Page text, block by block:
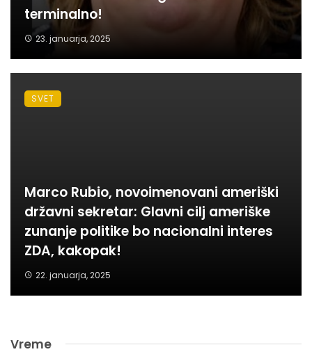
terminalno!
23. januarja, 2025
Marco Rubio, novoimenovani ameriški
državni sekretar: Glavni cilj ameriške
zunanje politike bo nacionalni interes
ZDA, kakopak!
22. januarja, 2025
SVET
Vreme